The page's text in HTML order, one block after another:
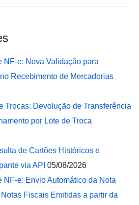
NF-e: Nova Validação para
Recebimento de Mercadorias
Trocas: Devolução de Transferência
por Lote de Troca
de Cartões Históricos e
via API 05/08/2026
NF-e: Envio Automático da Nota
Fiscais Emitidas a partir da